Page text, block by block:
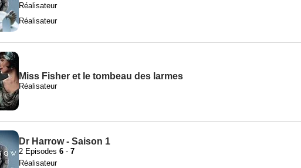
Réalisateur
Réalisateur
Miss Fisher et le tombeau des larmes
Réalisateur
Dr Harrow - Saison 1
2 Episodes 6 - 7
Réalisateur